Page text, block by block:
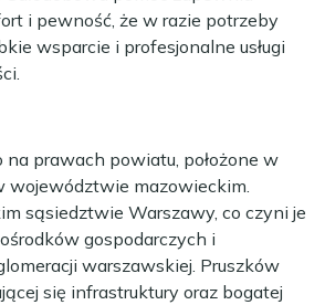
i pewność, że w razie potrzeby
wsparcie i profesjonalne usługi
na prawach powiatu, położone w
województwie mazowieckim.
sąsiedztwie Warszawy, co czyni je
gospodarczych i
warszawskiej. Pruszków
się infrastruktury oraz bogatej